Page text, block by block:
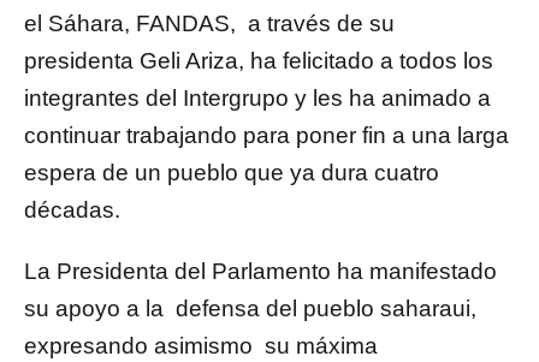
el Sáhara, FANDAS, a través de su
presidenta Geli Ariza, ha felicitado a todos los
integrantes del Intergrupo y les ha animado a
continuar trabajando para poner fin a una larga
espera de un pueblo que ya dura cuatro
décadas.
La Presidenta del Parlamento ha manifestado
su apoyo a la defensa del pueblo saharaui,
expresando asimismo su máxima